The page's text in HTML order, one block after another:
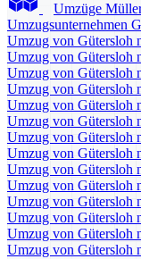
Umzüge
Umzugsunternehmen
Umzug von Gütersloh
Umzug von Gütersloh
Umzug von Gütersloh
Umzug von Gütersloh
Umzug von Gütersloh
Umzug von Gütersloh
Umzug von Gütersloh
Umzug von Gütersloh
Umzug von Gütersloh
Umzug von Gütersloh
Umzug von Gütersloh
Umzug von Gütersloh
Umzug von Gütersloh
Umzug von Gütersloh